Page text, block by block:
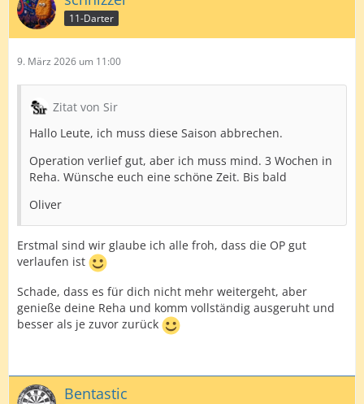
11-Darter
9. März 2026 um 11:00
Zitat von Sir
Hallo Leute, ich muss diese Saison abbrechen.
Operation verlief gut, aber ich muss mind. 3 Wochen in
Reha. Wünsche euch eine schöne Zeit. Bis bald
Oliver
Erstmal sind wir glaube ich alle froh, dass die OP gut
verlaufen ist
Schade, dass es für dich nicht mehr weitergeht, aber
genieße deine Reha und komm vollständig ausgeruht und
besser als je zuvor zurück
Bentastic